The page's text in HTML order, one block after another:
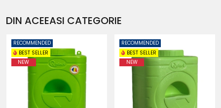
DIN ACEEASI CATEGORIE
RECOMMENDED
BEST SELLER
NEW
RECOMMENDED
BEST SELLER
NEW